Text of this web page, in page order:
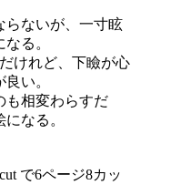
らないが、一寸眩
る。
けれど、下瞼が心
い。
も相変わらすだ
なる。
で6ページ8カッ